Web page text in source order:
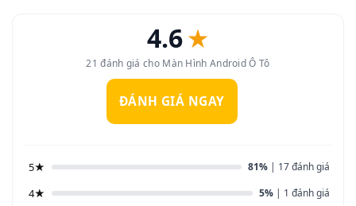
4.6★
21 đánh giá cho Màn Hình Android Ô Tô
ĐÁNH GIÁ NGAY
5★ 81% | 17 đánh giá
4★ 5% | 1 đánh giá